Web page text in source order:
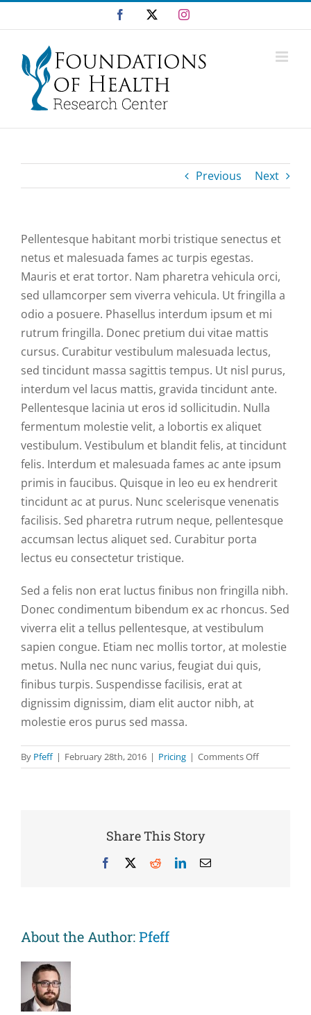
to
Facebook Instagram
Previous Next
Pellentesque habitant morbi tristique senectus et
netus et malesuada fames ac turpis egestas.
Mauris et erat tortor. Nam pharetra vehicula orci,
sed ullamcorper sem viverra vehicula. Ut fringilla a
odio a posuere. Phasellus interdum ipsum et mi
rutrum fringilla. Donec pretium dui vitae mattis
cursus. Curabitur vestibulum malesuada lectus,
sed tincidunt massa sagittis tempus. Ut nisl purus,
interdum vel lacus mattis, gravida tincidunt ante.
Pellentesque lacinia ut eros id sollicitudin. Nulla
fermentum molestie velit, a lobortis ex aliquet
vestibulum. Vestibulum et blandit felis, at tincidunt
felis. Interdum et malesuada fames ac ante ipsum
primis in faucibus. Quisque in leo eu ex hendrerit
tincidunt ac at purus. Nunc scelerisque venenatis
facilisis. Sed pharetra rutrum neque, pellentesque
accumsan lectus aliquet sed. Curabitur porta
lectus eu consectetur tristique.
Sed a felis non erat luctus finibus non fringilla nibh.
Donec condimentum bibendum ex ac rhoncus. Sed
viverra elit a tellus pellentesque, at vestibulum
sapien congue. Etiam nec mollis tortor, at molestie
metus. Nulla nec nunc varius, feugiat dui quis,
finibus turpis. Suspendisse facilisis, erat at
dignissim dignissim, diam elit auctor nibh, at
molestie eros purus sed massa.
By Pfeff | February 28th, 2016 | Pricing | Comments Offon
Morbi
Share This Story
Facebook RedditLinkedInEmail
About the Author:Pfeff